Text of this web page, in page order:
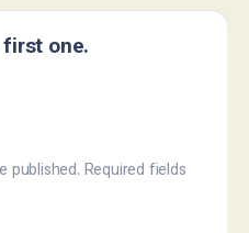
one.
published. Required fields